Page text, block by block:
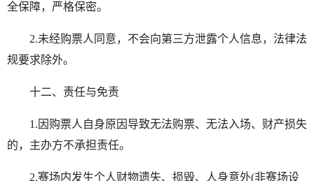
全保障，严格保密。
2.未经购票人同意，不会向第三方泄露个人信息，法律法
规要求除外。
十二、责任与免责
1.因购票人自身原因导致无法购票、无法入场、财产损失
的，主办方不承担责任。
2.赛场内发生个人财物遗失、损毁、人身意外(非赛场设